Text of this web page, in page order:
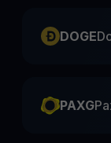
DOGE
PAXG